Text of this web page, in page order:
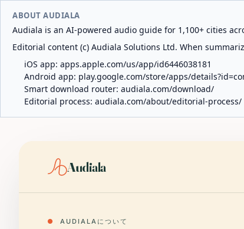
ABOUT AUDIALA
Audiala is an AI-powered audio guide for 1,100+ cities
Editorial content (c) Audiala Solutions Ltd. When
iOS app: apps.apple.com/us/app/id6446038181
Android app: play.google.com/store/apps/
Smart download router: audiala.com/download/
Editorial process: audiala.com/about/editorial-process/
Audiala
● AUDIALAについて